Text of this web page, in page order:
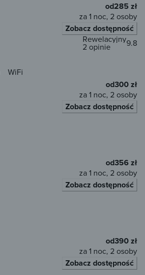
od285 zł
za 1 noc, 2 osoby
Zobacz dostępność
9.8
Rewelacyjny
2 opinie
WiFi
od300 zł
za 1 noc, 2 osoby
Zobacz dostępność
od356 zł
za 1 noc, 2 osoby
Zobacz dostępność
od390 zł
za 1 noc, 2 osoby
Zobacz dostępność